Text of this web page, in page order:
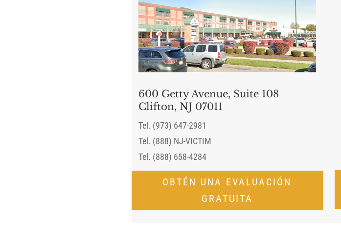
600 Getty Avenue, Suite 108
Clifton, NJ 07011
Tel. (973) 647-2981
Tel. (888) NJ-VICTIM
Tel. (888) 658-4284
OBTÉN UNA EVALUACIÓN
GRATUITA